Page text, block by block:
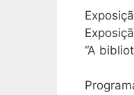
“A